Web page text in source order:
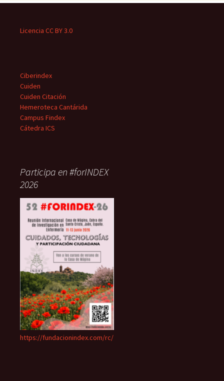
Licencia CC BY 3.0
Ciberindex
Cuiden
Cuiden Citación
Hemeroteca Cantárida
Campus Findex
Cátedra ICS
Participa en #forINDEX
2026
https://fundacionindex.com/rc/